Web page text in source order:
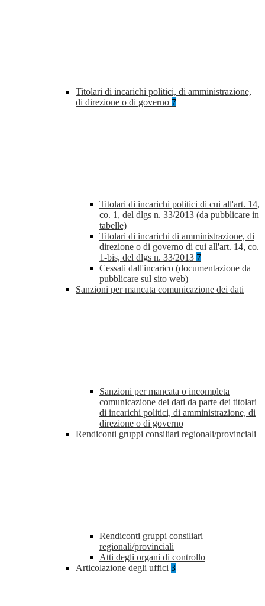
Titolari di incarichi politici, di amministrazione,
di direzione o di governo 7
Titolari di incarichi politici di cui all'art. 14,
co. 1, del dlgs n. 33/2013 (da pubblicare in
tabelle)
Titolari di incarichi di amministrazione, di
direzione o di governo di cui all'art. 14, co.
1-bis, del dlgs n. 33/2013 7
Cessati dall'incarico (documentazione da
pubblicare sul sito web)
Sanzioni per mancata comunicazione dei dati
Sanzioni per mancata o incompleta
comunicazione dei dati da parte dei titolari
di incarichi politici, di amministrazione, di
direzione o di governo
Rendiconti gruppi consiliari regionali/provinciali
Rendiconti gruppi consiliari
regionali/provinciali
Atti degli organi di controllo
Articolazione degli uffici 3